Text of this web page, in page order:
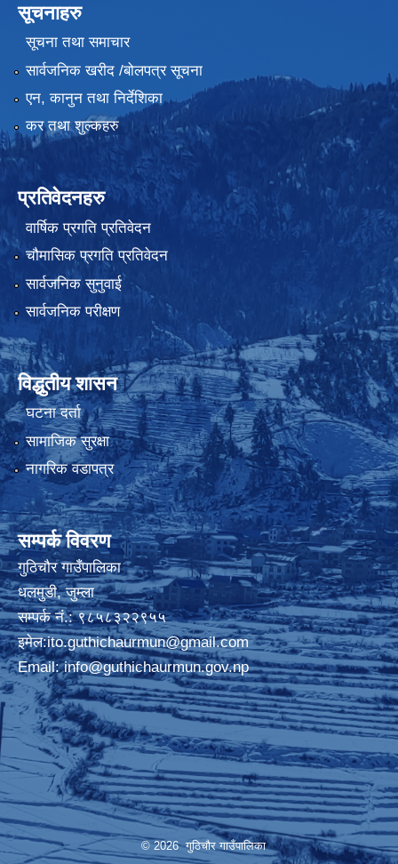
सूचनाहरु
सूचना तथा समाचार
सार्वजनिक खरीद /बोलपत्र सूचना
एन, कानुन तथा निर्देशिका
कर तथा शुल्कहरु
प्रतिवेदनहरु
वार्षिक प्रगति प्रतिवेदन
चौमासिक प्रगति प्रतिवेदन
सार्वजनिक सुनुवाई
सार्वजनिक परीक्षण
विद्धुतीय शासन
घटना दर्ता
सामाजिक सुरक्षा
नागरिक वडापत्र
सम्पर्क विवरण
गुठिचौर गाउँपालिका
धलमुडी, जुम्ला
सम्पर्क नं.: ९८५८३२२९५५
इमेल:ito.guthichaurmun@gmail.com
Email:info@guthichaurmun.gov.np
© 2026 गुठिचौर गाउँपालिका